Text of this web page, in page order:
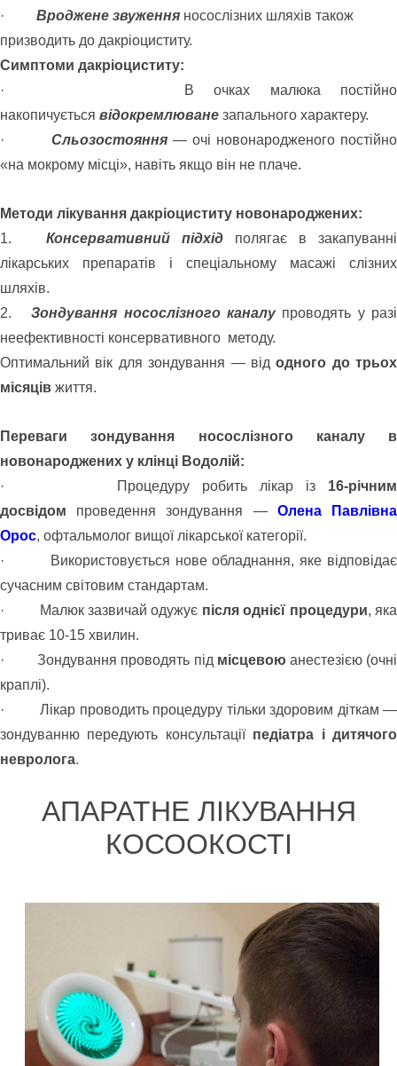
· Вроджене звуження носослізних шляхів також
призводить до дакріоциститу.
Симптоми дакріоциститу:
· В очках малюка постійно
накопичується відокремлюване запального характеру.
·Сльозостояння — очі новонародженого постійно
«на мокрому місці», навіть якщо він не плаче.
Методи лікування дакріоциститу новонароджених:
1. Консервативний підхід полягає в закапуванні
лікарських препаратів і спеціальному масажі слізних
шляхів.
2.Зондування носослізного каналупроводять у разі
неефективності консервативного методу.
Оптимальний вік для зондування — відодного до трьох
місяців життя.
Переваги зондування носослізного каналу в
новонароджених у клінці Водолій:
· Процедуру робить лікар із 16-річним
досвідом проведення зондування — Олена Павлівна
Орос, офтальмолог вищоїлікарської категорії.
· Використовується нове обладнання, яке відповідає
сучасним світовим стандартам.
· Малюк зазвичай одужує після однієї процедури, яка
триває 10-15 хвилин.
· Зондування проводять під місцевою анестезією (очні
краплі).
· Лікар проводить процедуру тільки здоровим діткам —
зондуванню передують консультації педіатра і дитячого
невролога.
АПАРАТНЕ ЛІКУВАННЯ
КОСООКОСТІ